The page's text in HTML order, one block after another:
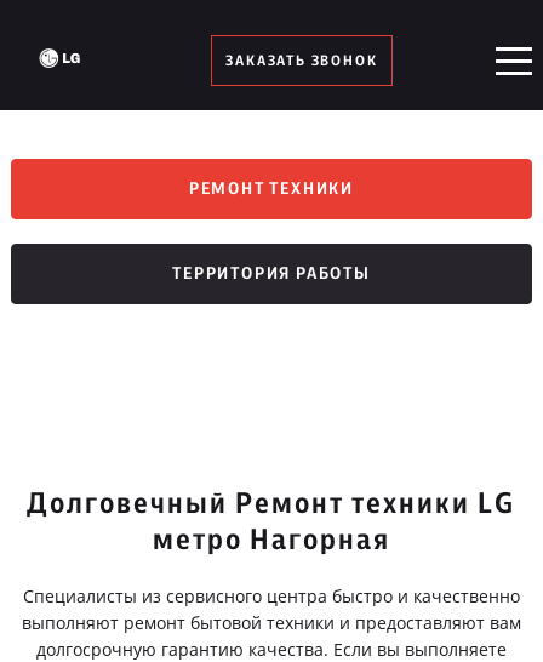
ЗАКАЗАТЬ ЗВОНОК
РЕМОНТ ТЕХНИКИ
ТЕРРИТОРИЯ РАБОТЫ
Долговечный Ремонт техники LG
метро Нагорная
Специалисты из сервисного центра быстро и качественно
выполняют ремонт бытовой техники и предоставляют вам
долгосрочную гарантию качества. Если вы выполняете